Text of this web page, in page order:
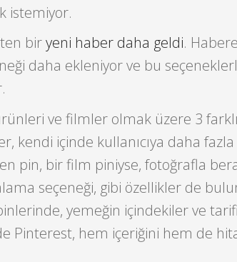
istemiyor.
biryeni haber daha geldi.
daha ekleniyor ve bu
ve filmler olmak üzere 3 farklı
kendi içinde kullanıcıya daha
pin, bir film piniyse, fotoğrafla
seçeneği, gibi özellikler de
yemeğin içindekiler ve
Pinterest, hem içeriğini hem de